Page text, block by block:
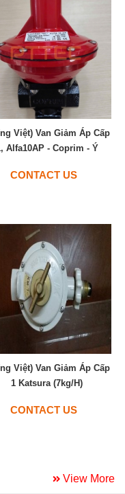
Việt) Van Giảm Áp Cấp
Alfa10AP - Coprim - Ý
CONTACT US
Việt) Van Giảm Áp Cấp
1 Katsura (7kg/h)
CONTACT US
View More